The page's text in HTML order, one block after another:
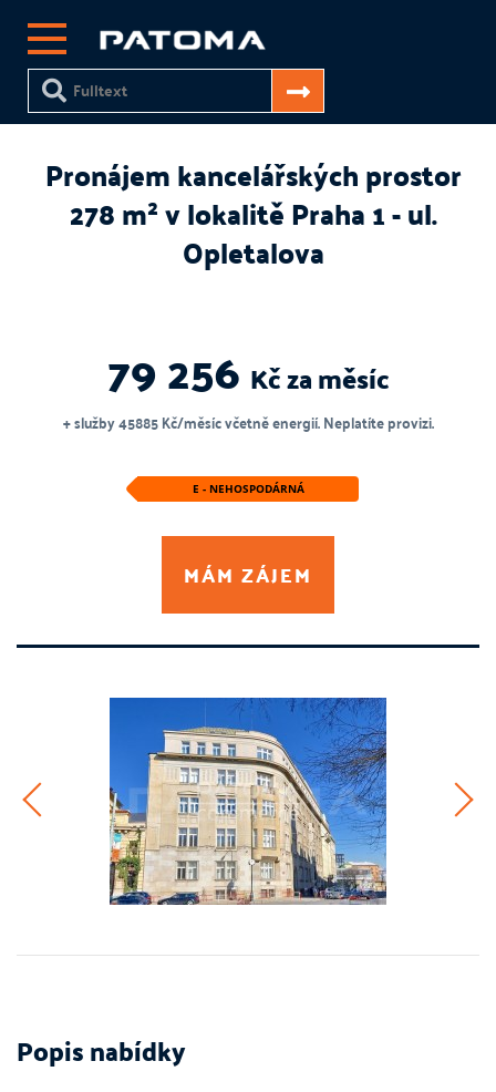
Pronájem kancelářských prostor
278 m² v lokalitě Praha 1 - ul.
Opletalova
79 256 Kč za měsíc
+ služby 45885 Kč/měsíc včetně energií. Neplatíte provizi.
E - NEHOSPODÁRNÁ
MÁM ZÁJEM
Popis nabídky